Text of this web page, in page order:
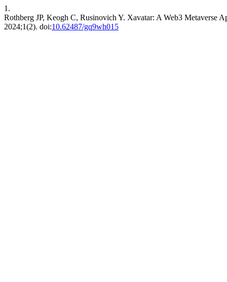
1.
Rothberg JP, Keogh C, Rusinovich Y. Xavatar: A Web3 Metaverse
2024;1(2). doi:10.62487/gq9wh015